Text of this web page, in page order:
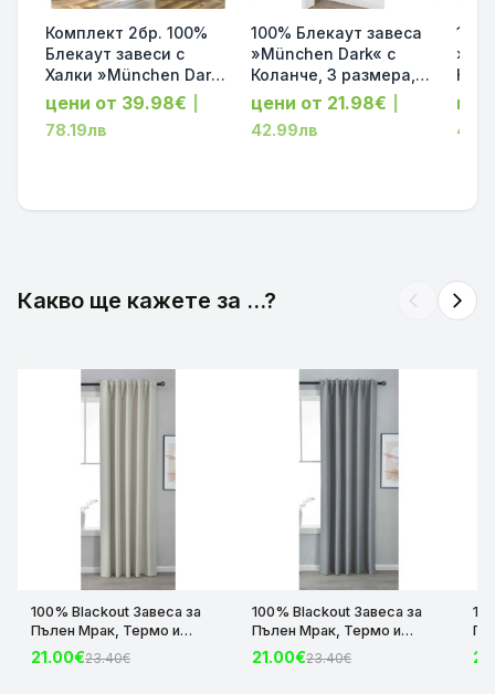
Комплект 2бр. 100%
Блекаут завеси с
Халки »München Dark«
с Коланчета, 3
размера, Пълно
Затъмняване, десен
цени от 39.98€
78.19лв
100% Блекаут завеса
»München Dark« с
Коланче, 3 размера,
Пълно Затъмняване,
десен „Рибена кост“
за Тръбен Корниз,
цени от 21.98€
42.99лв
за
Какво ще кажете за ...? arrow_back_ios arrow_forward_ios
100% Blackout Завеса за
Пълен Мрак, Термо и
Шумоизолираща с коланче
цвят Крем, 175х140 и
21.00€23.40€
100% Blackout Завеса за
Пълен Мрак, Термо и
Шумоизолираща с коланче
цвят Сив, 175х140 и
21.00€23.40€